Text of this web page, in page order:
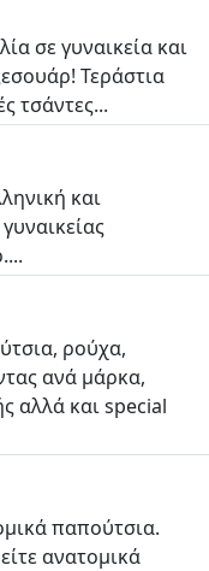
σε γυναικεία και
Τεράστια
τσάντες...
και
ρούχα,
ανά μάρκα,
αλλά και special
παπούτσια.
ανατομικά